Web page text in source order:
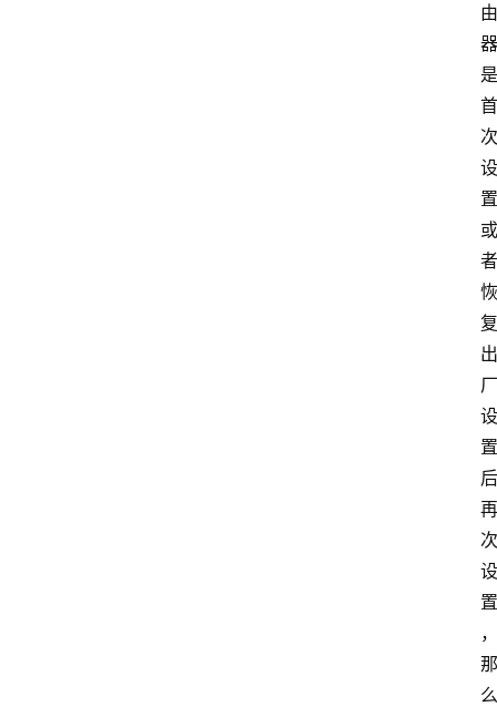
由
器
是
首
次
设
置
或
者
恢
复
出
厂
设
置
后
再
次
设
置
，
那
么